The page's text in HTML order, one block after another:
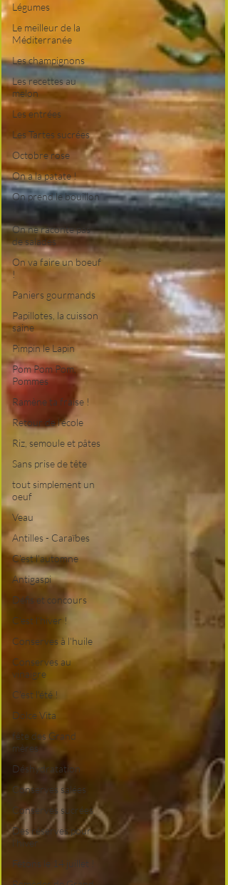
Légumes
Le meilleur de la
Méditerranée
Les champignons
Les recettes au
melon
Les entrées
Les Tartes sucrées
Octobre rose
On a la patate !
On prend le bouillon
On ne raconte pas
de salades
On va faire un boeuf
!
Paniers gourmands
Papillotes, la cuisson
saine
Pimpin le Lapin
Pom Pom Pom,
Pommes
Ramène ta fraise !
Retour de l'école
Riz, semoule et pâtes
Sans prise de tête
tout simplement un
oeuf
Veau
Antilles - Caraïbes
C'est l'automne
Antigaspi
Défis et concours
C'est l'hiver !
Conserves à l'huile
Conserves au
vinaigre
C'est l'été !
Dolce Vita
fête des Grand
mères
Déshydratation
Conserves salées
Conserves sucrées
Des réserves pour
l'hiver
Fêtons le 14 juillet !